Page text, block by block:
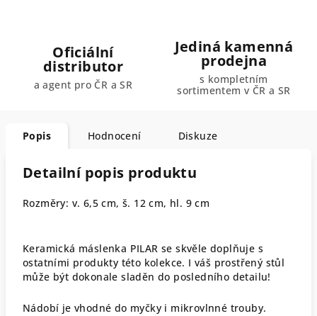
Oficiální
distributor
a agent pro ČR a SR
Jediná kamenná
prodejna
s kompletním
sortimentem v ČR a SR
Popis Hodnocení Diskuze
Detailní popis produktu
Rozměry: v. 6,5 cm, š. 12 cm, hl. 9 cm
Keramická máslenka PILAR se skvěle doplňuje s
ostatními produkty této kolekce. I váš prostřený stůl
může být dokonale sladěn do posledního detailu!
Nádobí je vhodné do myčky i mikrovlnné trouby.